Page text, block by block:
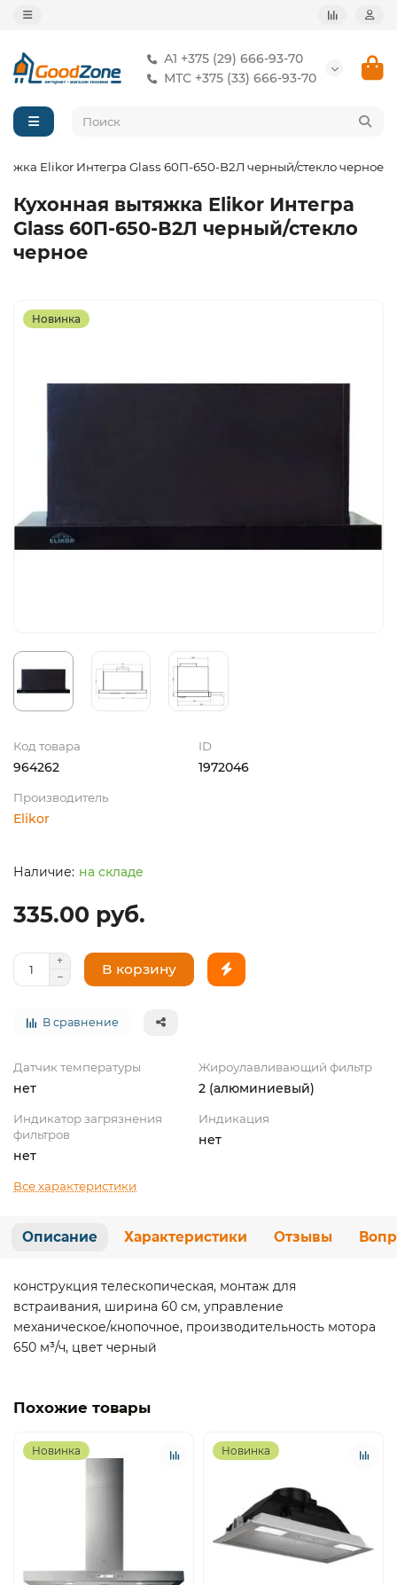
А1 +375 (29) 666-93-70
МТС +375 (33) 666-93-70
Elikor Интегра Glass 60П-650-В2Л черный/стекло черное
Кухонная вытяжка Elikor Интегра
Glass 60П-650-В2Л черный/стекло
черное
Новинка
Код товара
964262
ID
1972046
Производитель
Elikor
на складе
335.00 руб.
В корзину
В сравнение
Датчик температуры
нет
Жироулавливающий фильтр
2 (алюминиевый)
Индикатор загрязнения
фильтров
нет
Индикация
нет
Все характеристики
Описание Характеристики Отзывы
конструкция телескопическая, монтаж для
встраивания, ширина 60 см, управление
механическое/кнопочное, производительность мотора
650 м³/ч, цвет черный
Похожие товары
Новинка Новинка